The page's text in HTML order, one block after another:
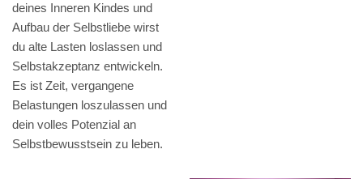
deines Inneren Kindes und
Aufbau der Selbstliebe wirst
du alte Lasten loslassen und
Selbstakzeptanz entwickeln.
Es ist Zeit, vergangene
Belastungen loszulassen und
dein volles Potenzial an
Selbstbewusstsein zu leben.